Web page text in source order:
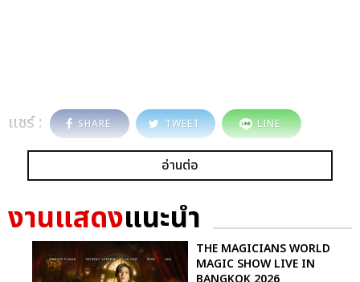
แชร์ : SHARE TWEET LINE
อ่านต่อ
งานแสดงแนะนำ
THE MAGICIANS WORLD
MAGIC SHOW LIVE IN